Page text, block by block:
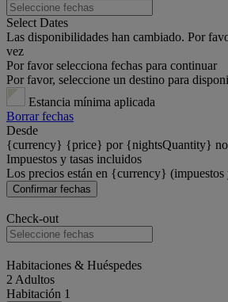
Select Dates
Las disponibilidades han cambiado. Por
vez
Por favor selecciona fechas para continuar
Por favor, seleccione un destino para
Estancia mínima aplicada
Borrar fechas
Desde
{currency} {price} por {nightsQuantity}
Impuestos y tasas incluidos
Los precios están en {currency} (impuestos
Confirmar fechas
Check-out
Habitaciones & Huéspedes
2 Adultos
Habitación 1